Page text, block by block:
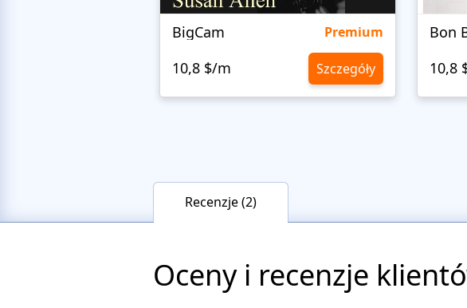
BigCam Premium
10,8 $/m Szczegóły
Bon
10,8
Recenzje (2)
Oceny i recenzje